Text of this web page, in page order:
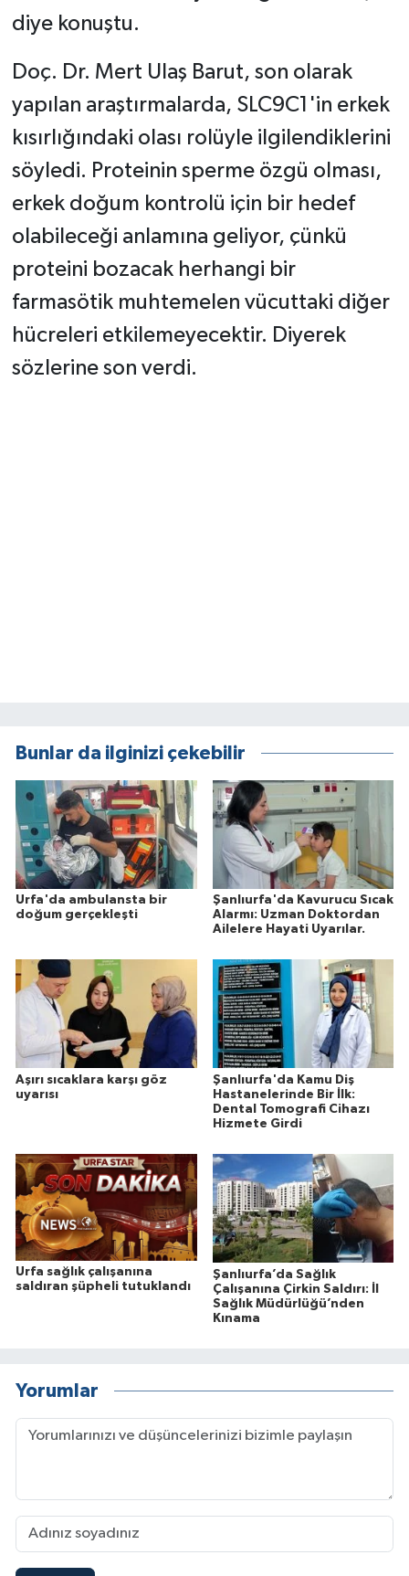
diye konuştu.
Doç. Dr. Mert Ulaş Barut, son olarak
yapılan araştırmalarda, SLC9C1'in erkek
kısırlığındaki olası rolüyle ilgilendiklerini
söyledi. Proteinin sperme özgü olması,
erkek doğum kontrolü için bir hedef
olabileceği anlamına geliyor, çünkü
proteini bozacak herhangi bir
farmasötik muhtemelen vücuttaki diğer
hücreleri etkilemeyecektir. Diyerek
sözlerine son verdi.
Bunlar da ilginizi çekebilir
Urfa'da ambulansta bir
doğum gerçekleşti
Şanlıurfa'da Kavurucu Sıcak
Alarmı: Uzman Doktordan
Ailelere Hayati Uyarılar.
Aşırı sıcaklara karşı göz
uyarısı
Şanlıurfa'da Kamu Diş
Hastanelerinde Bir İlk:
Dental Tomografi Cihazı
Hizmete Girdi
Urfa sağlık çalışanına
saldıran şüpheli tutuklandı
Şanlıurfa’da Sağlık
Çalışanına Çirkin Saldırı: İl
Sağlık Müdürlüğü’nden
Kınama
Yorumlar